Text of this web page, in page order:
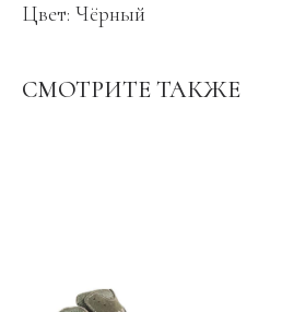
Цвет: Чёрный
СМОТРИТЕ ТАКЖЕ